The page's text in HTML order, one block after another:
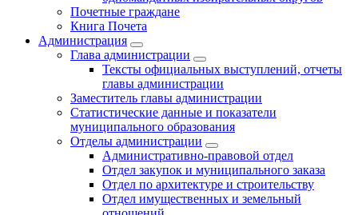
Почетные граждане
Книга Почета
Администрация
Глава администрации
Тексты официальных выступлений, отчеты
главы администрации
Заместитель главы администрации
Статистические данные и показатели
муниципального образования
Отделы администрации
Административно-правовой отдел
Отдел закупок и муниципального заказа
Отдел по архитектуре и строительству
Отдел имущественных и земельный